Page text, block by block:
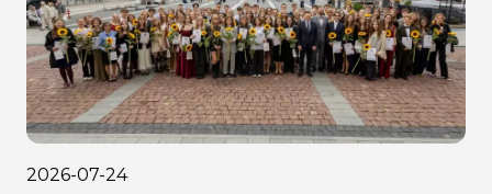
2026-07-24